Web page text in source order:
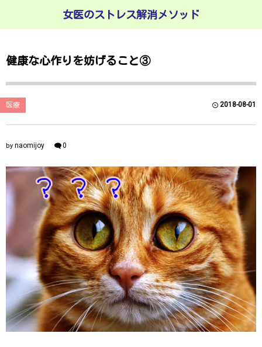
女医のストレス解消メソッド
健康な心作りを妨げること③
医療 2018-08-01
by naomijoy 0